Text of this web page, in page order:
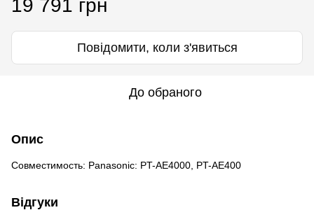
19 791 грн
Повідомити, коли з'явиться
До обраного
Опис
Совместимость: Panasonic: PT-AE4000, PT-AE400
Відгуки